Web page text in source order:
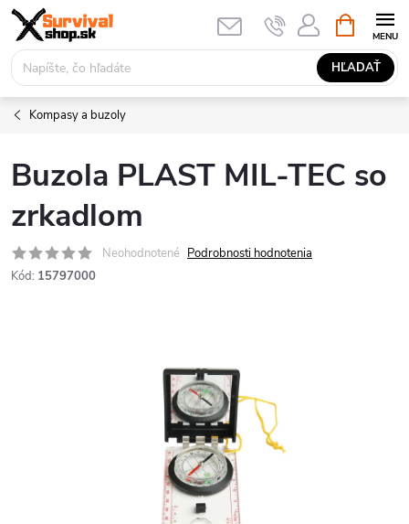
Prejsť
obsah
HĽADAŤ
KOŠÍK
Kompasy a buzoly
Buzola PLAST MIL-TEC so
zrkadlom
Neohodnotené Podrobnosti hodnotenia
Kód: 15797000